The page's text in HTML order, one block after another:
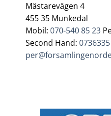
Mästarevägen 4
455 35 Munkedal
Mobil:070-540 85 23
Second Hand: